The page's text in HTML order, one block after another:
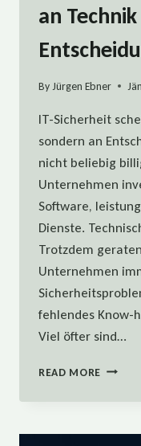
an
ByJürgen Ebner
IT-Sicherheit
sondern an
nicht beliebig
Unternehmen
Software,
Dienste.
Trotzdem
Unternehmen
fehlendes Know-
Viel öfter sind…
READ MORE IT-
AN